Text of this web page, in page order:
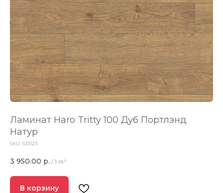
Ламинат Haro Tritty 100 Дуб Портлэнд
Натур
SKU: 533123
3 950.00 р. / 1 m²
В корзину